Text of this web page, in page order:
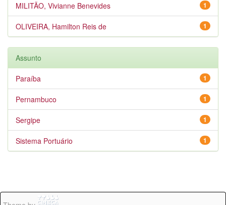
1
MILITÃO, Vivianne Benevides
1
OLIVEIRA, Hamilton Reis de
Assunto
1
Paraíba
1
Pernambuco
1
Sergipe
1
Sistema Portuário